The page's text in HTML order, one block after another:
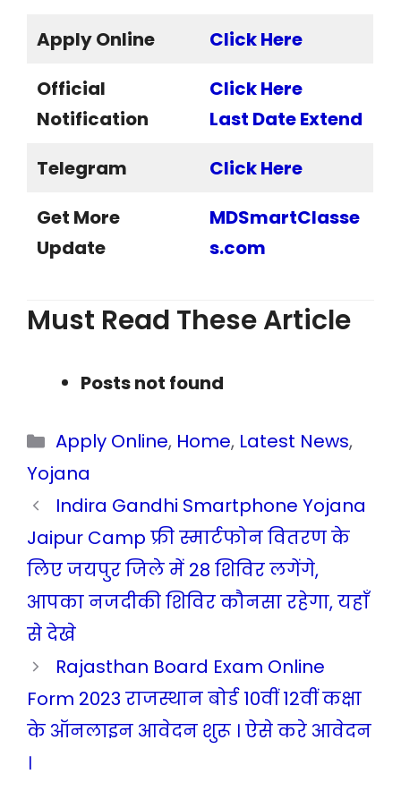
Apply Online
Click Here
Official
Notification
Click Here
Last Date Extend
Telegram
Click Here
Get More
Update
MDSmartClasse
s.com
Must Read These Article
Posts not found
Categories
Apply Online, Home, Latest News,
Yojana
Indira Gandhi Smartphone Yojana
Jaipur Camp फ्री स्मार्टफोन वितरण के
लिए जयपुर जिले में 28 शिविर लगेंगे,
आपका नजदीकी शिविर कौनसा रहेगा, यहाँ
से देखे
Rajasthan Board Exam Online
Form 2023 राजस्थान बोर्ड 10वीं 12वीं कक्षा
के ऑनलाइन आवेदन शुरू । ऐसे करे आवेदन
।